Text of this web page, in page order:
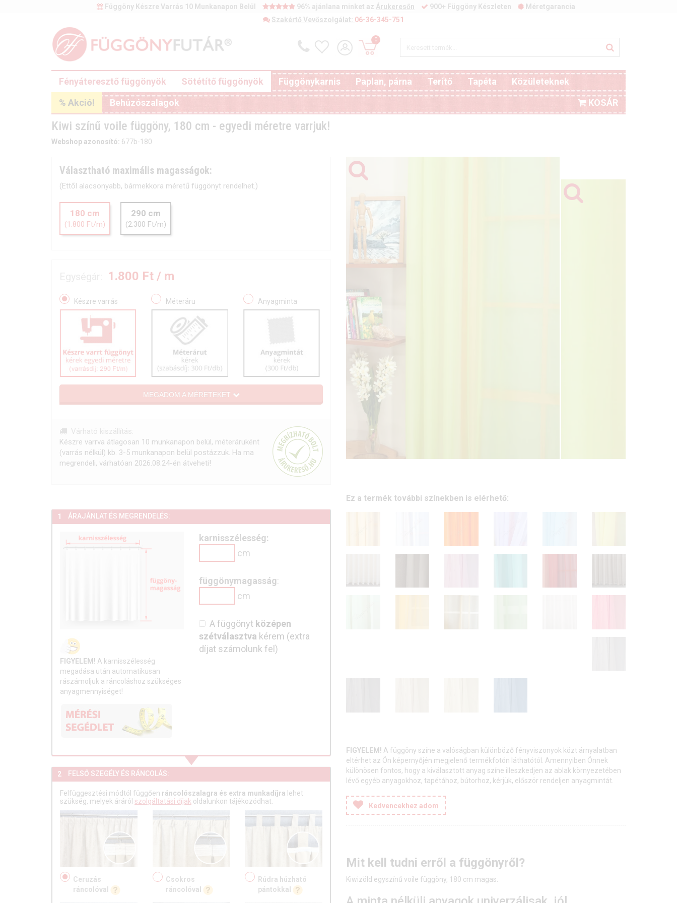
Függöny Készre Varrás 10 Munkanapon Belül 96% ajánlana minket az Árukeresőn 900+ Függöny Készleten
Méretgarancia
Szakértő Vevőszolgálat: 06-36-345-751
0
Fényáteresztő függönyök Sötétítő függönyök Függönykarnis Paplan, párna Terítő Tapéta
Közületeknek
% Akció!
Behúzószalagok KOSÁR
Kiwi színű voile függöny, 180 cm - egyedi méretre varrjuk!
Webshop azonosító: 677b-180
Ez a termék további színekben is elérhető:
FIGYELEM! A függöny színe a valóságban különböző fényviszonyok közt árnyalatban
eltérhet az Ön képernyőjén megjelenő termékfotón láthatótól. Amennyiben Önnek
különösen fontos, hogy a kiválasztott anyag színe illeszkedjen az ablak környezetében
lévő egyéb anyagokhoz, tapétához, bútorhoz, kérjük, először rendeljen anyagmintát.
Kedvencekhez adom
Mit kell tudni erről a függönyről?
Kiwizöld egyszínű voile függöny, 180 cm magas.
Választható maximális magasságok:
(Ettől alacsonyabb, bármekkora méretű függönyt rendelhet.)
180 cm
(1.800 Ft/m)
290 cm
(2.300 Ft/m)
1.800 Ft / m
Készre varrás Méteráru Anyagminta
MEGADOM A MÉRETEKET
Várható kiszállítás:
Készre varrva átlagosan 10 munkanapon belül, méteráruként
(varrás nélkül) kb. 3-5 munkanapon belül postázzuk. Ha ma
megrendeli, várhatóan 2026.08.24-én átveheti!
1 ÁRAJÁNLAT ÉS MEGRENDELÉS:
FIGYELEM! A karnisszélesség
megadása után automatikusan
rászámoljuk a ráncoláshoz szükséges
anyagmennyiséget!
karnisszélesség:
cm
függönymagasság:
cm
A függönyt középen
szétválasztva kérem (extra
díjat számolunk fel)
2 FELSŐ SZEGÉLY ÉS RÁNCOLÁS:
Felfüggesztési módtól függően ráncolószalagra és extra munkadíjra lehet
szükség, melyek áráról szolgáltatási díjak oldalunkon tájékozódhat.
Ceruzás
ráncolóval
Csokros
ráncolóval
Rúdra húzható
pántokkal